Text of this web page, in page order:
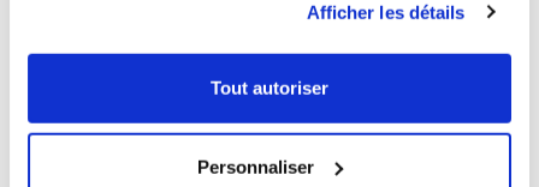
tout moment en consultant la Déclaration relative aux
cookies ou en cliquant sur l'icône de confidentialité.
Collecter des informations sur votre localisation
géographique qui peuvent être précises à plusieurs
Afficher les détails
Tout autoriser
Personnaliser